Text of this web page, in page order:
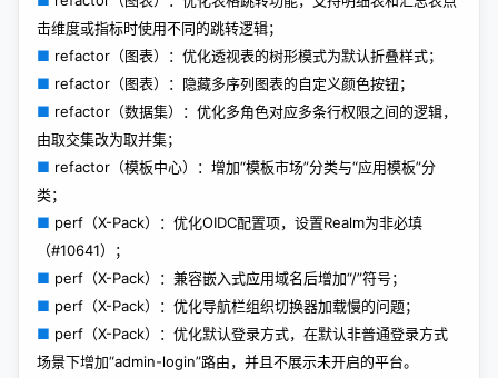
击维度或指标时使用不同的跳转逻辑；
■ refactor（图表）：优化透视表的树形模式为默认折叠样式；
■ refactor（图表）：隐藏多序列图表的自定义颜色按钮；
■ refactor（数据集）：优化多角色对应多条行权限之间的逻辑，
由取交集改为取并集；
■ refactor（模板中心）：增加“模板市场”分类与“应用模板”分
类；
■ perf（X-Pack）：优化OIDC配置项，设置Realm为非必填
（#10641）；
■ perf（X-Pack）：兼容嵌入式应用域名后增加“/”符号；
■ perf（X-Pack）：优化导航栏组织切换器加载慢的问题；
■ perf（X-Pack）：优化默认登录方式，在默认非普通登录方式
场景下增加“admin-login”路由，并且不展示未开启的平台。